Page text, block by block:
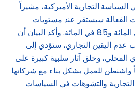
السياسة التجارية الأميركية، مشيراً
الفعالة سيستقر عند مستويات
مرتفعة تتراوح بين 7 في المائة و8.5 في المائة. وأكد البيان أن
عدم اليقين التجاري، ستؤدي إلى
المحلي، وخلق آثار سلبية كبيرة على
واشنطن للعمل بشكل بناء مع شركائها
التجارية والتشوهات في السياسات